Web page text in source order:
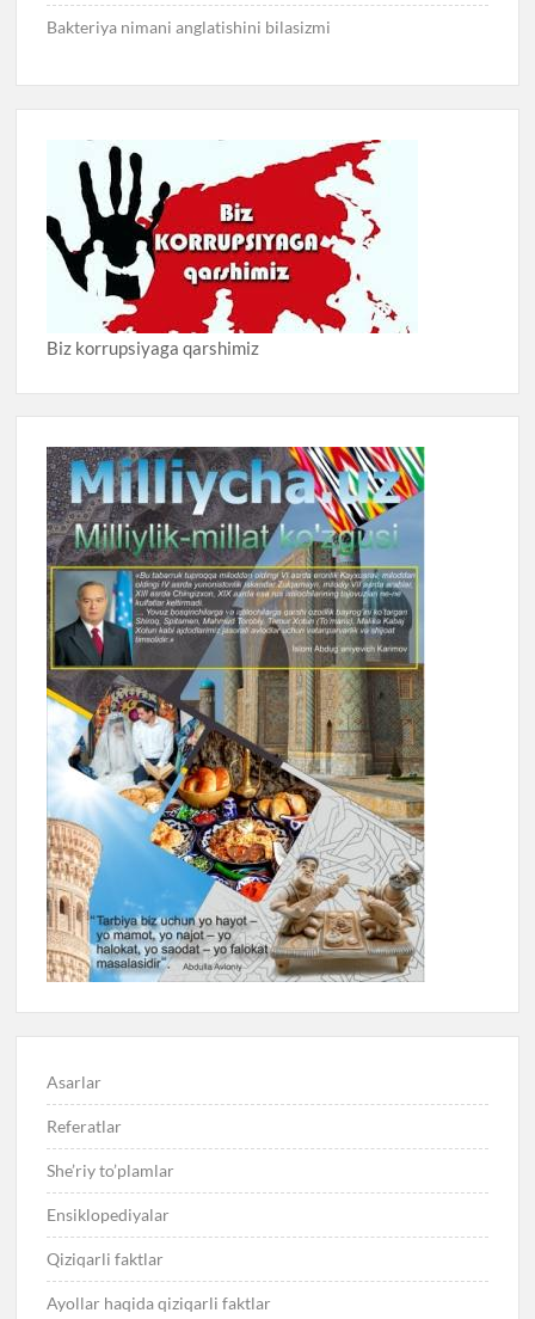
Bakteriya nimani anglatishini bilasizmi
Biz korrupsiyaga qarshimiz
Asarlar
Referatlar
She’riy to’plamlar
Ensiklopediyalar
Qiziqarli faktlar
Ayollar haqida qiziqarli faktlar